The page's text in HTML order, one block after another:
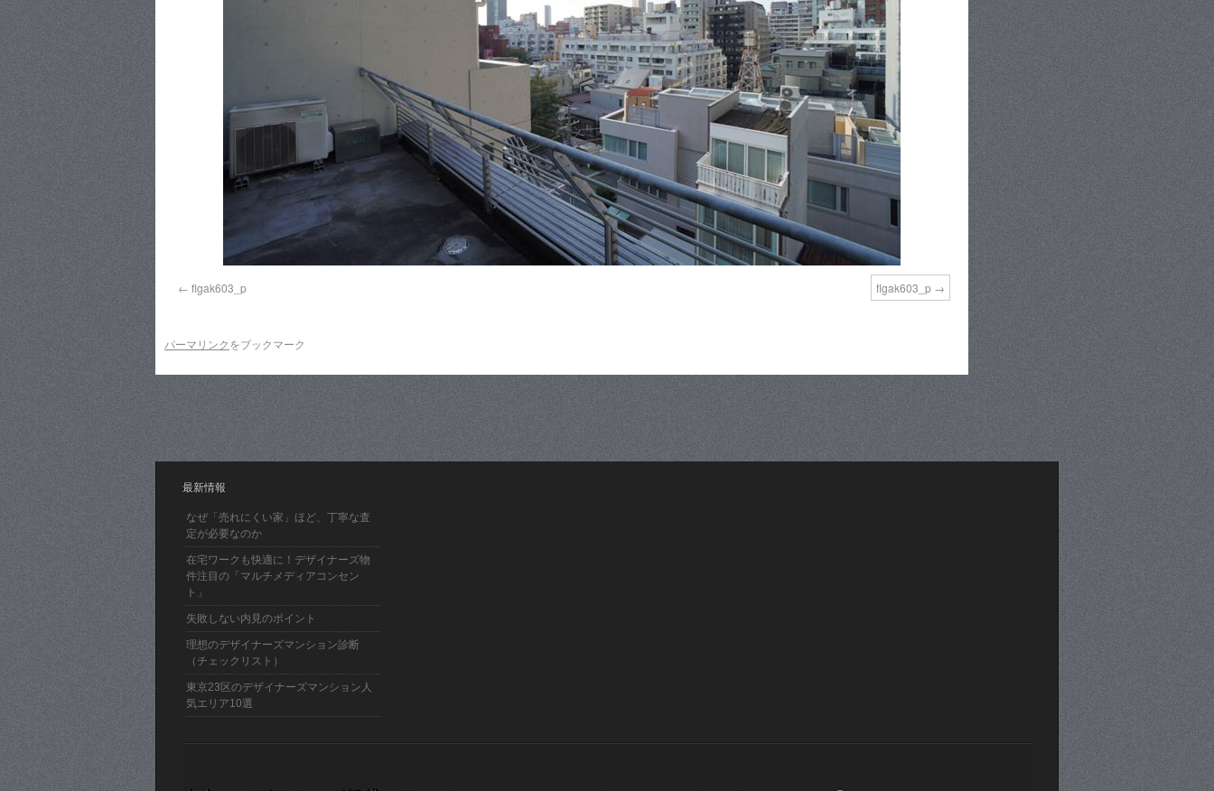
flgak603_p flgak603_p
パーマリンクをブックマーク
最新情報
なぜ「売れにくい家」ほど、丁寧な査
定が必要なのか
在宅ワークも快適に！デザイナーズ物
件注目の「マルチメディアコンセン
ト」
失敗しない内見のポイント
理想のデザイナーズマンション診断
（チェックリスト）
東京23区のデザイナーズマンション人
気エリア10選